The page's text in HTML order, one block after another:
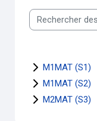
Rechercher des
M1MAT (S1)
M1MAT (S2)
M2MAT (S3)